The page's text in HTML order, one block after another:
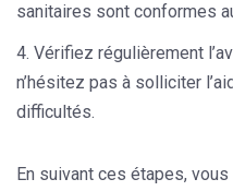
sanitaires sont conformes
Vérifiez régulièrement
n’hésitez pas à solliciter
difficultés.
En suivant ces étapes,